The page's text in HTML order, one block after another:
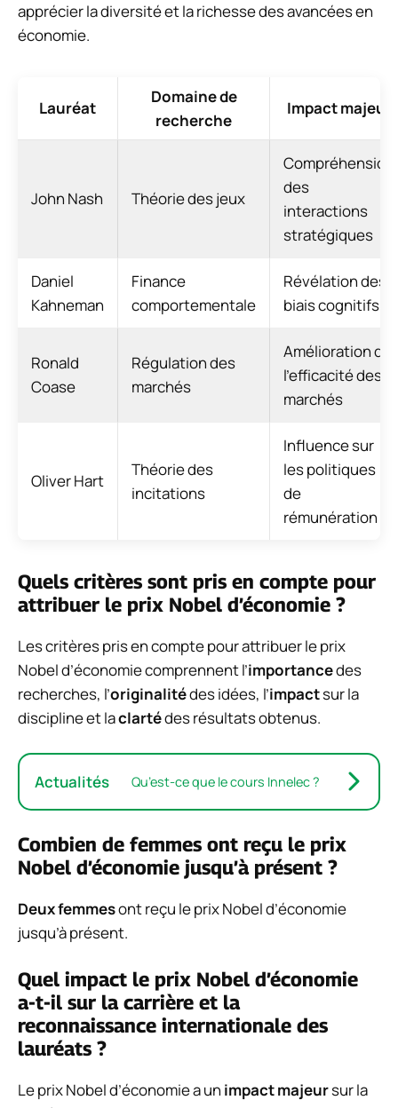
apprécier la diversité et la richesse des avancées en
économie.
Lauréat
Domaine de
recherche
Impact majeur
John Nash Théorie des jeux
Compréhension
des
interactions
stratégiques
Daniel
Kahneman
Finance
comportementale
Révélation des
biais cognitifs
Ronald
Coase
Régulation des
marchés
Amélioration de
l’efficacité des
marchés
Oliver Hart
Théorie des
incitations
Influence sur
les politiques
de
rémunération
Quels critères sont pris en compte pour
attribuer le prix Nobel d’économie ?
Les critères pris en compte pour attribuer le prix
Nobel d’économie comprennent l’importancedes
recherches, l’originalitédes idées, l’impactsur la
discipline et laclartédes résultats obtenus.
Actualités Qu’est-ce que le cours Innelec ?
Combien de femmes ont reçu le prix
Nobel d’économie jusqu’à présent ?
Deux femmesont reçu le prix Nobel d’économie
jusqu’à présent.
Quel impact le prix Nobel d’économie
a-t-il sur la carrière et la
reconnaissance internationale des
lauréats ?
Le prix Nobel d’économie a un impact majeursur la